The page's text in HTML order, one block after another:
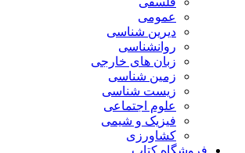
عمومی
دیرین شناسی
روانشناسی
زبان های خارجی
زمین شناسی
زیست شناسی
علوم اجتماعی
فیزیک و شیمی
کشاورزی
فروشگاه کتاب